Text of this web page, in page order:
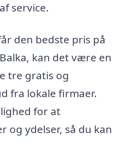
service.
den bedste pris på
kan det være en
tre gratis og
fra lokale firmaer.
for at
og ydelser, så du kan